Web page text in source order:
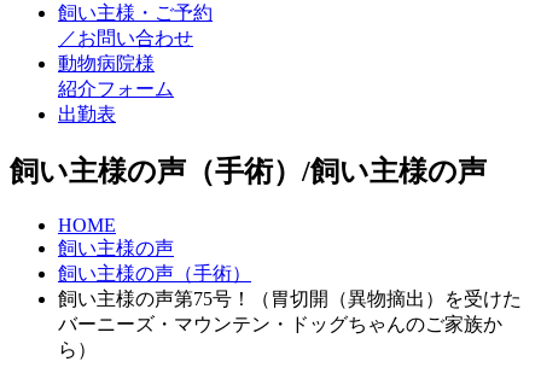
飼い主様・ご予約
／お問い合わせ
動物病院様
紹介フォーム
出勤表
飼い主様の声（手術）/飼い主様の声
HOME
飼い主様の声
飼い主様の声（手術）
飼い主様の声第75号！（胃切開（異物摘出）を受けた
バーニーズ・マウンテン・ドッグちゃんのご家族か
ら）